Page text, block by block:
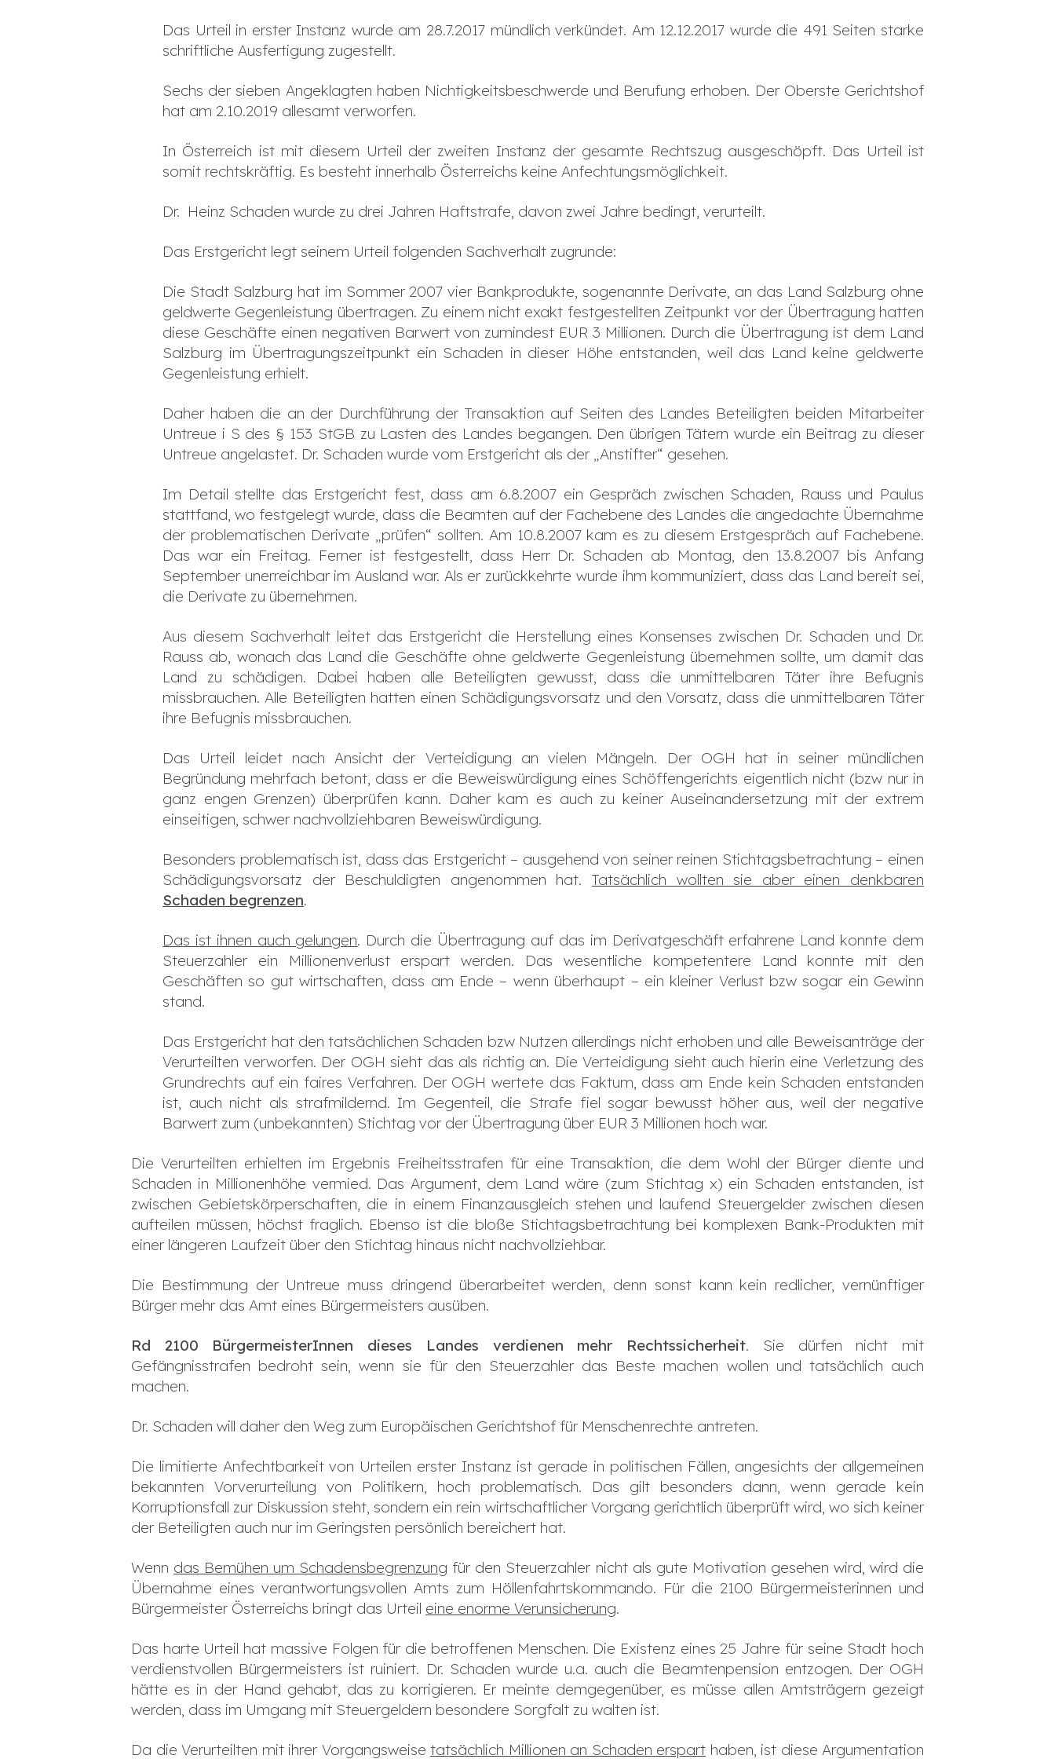
Das Urteil in erster Instanz wurde am 28.7.2017 mündlich verkündet. Am 12.12.2017 wurde die 491 Seiten starke
schriftliche Ausfertigung zugestellt.
Sechs der sieben Angeklagten haben Nichtigkeitsbeschwerde und Berufung erhoben. Der Oberste Gerichtshof
hat am 2.10.2019 allesamt verworfen.
In Österreich ist mit diesem Urteil der zweiten Instanz der gesamte Rechtszug ausgeschöpft. Das Urteil ist
somit rechtskräftig. Es besteht innerhalb Österreichs keine Anfechtungsmöglichkeit.
Dr. Heinz Schaden wurde zu drei Jahren Haftstrafe, davon zwei Jahre bedingt, verurteilt.
Das Erstgericht legt seinem Urteil folgenden Sachverhalt zugrunde:
Die Stadt Salzburg hat im Sommer 2007 vier Bankprodukte, sogenannte Derivate, an das Land Salzburg ohne
geldwerte Gegenleistung übertragen. Zu einem nicht exakt festgestellten Zeitpunkt vor der Übertragung hatten
diese Geschäfte einen negativen Barwert von zumindest EUR 3 Millionen. Durch die Übertragung ist dem Land
Salzburg im Übertragungszeitpunkt ein Schaden in dieser Höhe entstanden, weil das Land keine geldwerte
Gegenleistung erhielt.
Daher haben die an der Durchführung der Transaktion auf Seiten des Landes Beteiligten beiden Mitarbeiter
Untreue i S des § 153 StGB zu Lasten des Landes begangen. Den übrigen Tätern wurde ein Beitrag zu dieser
Untreue angelastet. Dr. Schaden wurde vom Erstgericht als der „Anstifter“ gesehen.
Im Detail stellte das Erstgericht fest, dass am 6.8.2007 ein Gespräch zwischen Schaden, Rauss und Paulus
stattfand, wo festgelegt wurde, dass die Beamten auf der Fachebene des Landes die angedachte Übernahme
der problematischen Derivate „prüfen“ sollten. Am 10.8.2007 kam es zu diesem Erstgespräch auf Fachebene.
Das war ein Freitag. Ferner ist festgestellt, dass Herr Dr. Schaden ab Montag, den 13.8.2007 bis Anfang
September unerreichbar im Ausland war. Als er zurückkehrte wurde ihm kommuniziert, dass das Land bereit sei,
die Derivate zu übernehmen.
Aus diesem Sachverhalt leitet das Erstgericht die Herstellung eines Konsenses zwischen Dr. Schaden und Dr.
Rauss ab, wonach das Land die Geschäfte ohne geldwerte Gegenleistung übernehmen sollte, um damit das
Land zu schädigen. Dabei haben alle Beteiligten gewusst, dass die unmittelbaren Täter ihre Befugnis
missbrauchen. Alle Beteiligten hatten einen Schädigungsvorsatz und den Vorsatz, dass die unmittelbaren Täter
ihre Befugnis missbrauchen.
Das Urteil leidet nach Ansicht der Verteidigung an vielen Mängeln. Der OGH hat in seiner mündlichen
Begründung mehrfach betont, dass er die Beweiswürdigung eines Schöffengerichts eigentlich nicht (bzw nur in
ganz engen Grenzen) überprüfen kann. Daher kam es auch zu keiner Auseinandersetzung mit der extrem
einseitigen, schwer nachvollziehbaren Beweiswürdigung.
Besonders problematisch ist, dass das Erstgericht – ausgehend von seiner reinen Stichtagsbetrachtung – einen
Schädigungsvorsatz der Beschuldigten angenommen hat. Tatsächlich wollten sie aber einen denkbaren
Schaden begrenzen.
Das ist ihnen auch gelungen. Durch die Übertragung auf das im Derivatgeschäft erfahrene Land konnte dem
Steuerzahler ein Millionenverlust erspart werden. Das wesentliche kompetentere Land konnte mit den
Geschäften so gut wirtschaften, dass am Ende – wenn überhaupt – ein kleiner Verlust bzw sogar ein Gewinn
stand.
Das Erstgericht hat den tatsächlichen Schaden bzw Nutzen allerdings nicht erhoben und alle Beweisanträge der
Verurteilten verworfen. Der OGH sieht das als richtig an. Die Verteidigung sieht auch hierin eine Verletzung des
Grundrechts auf ein faires Verfahren. Der OGH wertete das Faktum, dass am Ende kein Schaden entstanden
ist, auch nicht als strafmildernd. Im Gegenteil, die Strafe fiel sogar bewusst höher aus, weil der negative
Barwert zum (unbekannten) Stichtag vor der Übertragung über EUR 3 Millionen hoch war.
Die Verurteilten erhielten im Ergebnis Freiheitsstrafen für eine Transaktion, die dem Wohl der Bürger diente und
Schaden in Millionenhöhe vermied. Das Argument, dem Land wäre (zum Stichtag x) ein Schaden entstanden, ist
zwischen Gebietskörperschaften, die in einem Finanzausgleich stehen und laufend Steuergelder zwischen diesen
aufteilen müssen, höchst fraglich. Ebenso ist die bloße Stichtagsbetrachtung bei komplexen Bank-Produkten mit
einer längeren Laufzeit über den Stichtag hinaus nicht nachvollziehbar.
Die Bestimmung der Untreue muss dringend überarbeitet werden, denn sonst kann kein redlicher, vernünftiger
Bürger mehr das Amt eines Bürgermeisters ausüben.
Rd 2100 BürgermeisterInnen dieses Landes verdienen mehr Rechtssicherheit. Sie dürfen nicht mit
Gefängnisstrafen bedroht sein, wenn sie für den Steuerzahler das Beste machen wollen und tatsächlich auch
machen.
Dr. Schaden will daher den Weg zum Europäischen Gerichtshof für Menschenrechte antreten.
Die limitierte Anfechtbarkeit von Urteilen erster Instanz ist gerade in politischen Fällen, angesichts der allgemeinen
bekannten Vorverurteilung von Politikern, hoch problematisch. Das gilt besonders dann, wenn gerade kein
Korruptionsfall zur Diskussion steht, sondern ein rein wirtschaftlicher Vorgang gerichtlich überprüft wird, wo sich keiner
der Beteiligten auch nur im Geringsten persönlich bereichert hat.
Wenn das Bemühen um Schadensbegrenzung für den Steuerzahler nicht als gute Motivation gesehen wird, wird die
Übernahme eines verantwortungsvollen Amts zum Höllenfahrtskommando. Für die 2100 Bürgermeisterinnen und
Bürgermeister Österreichs bringt das Urteil eine enorme Verunsicherung.
Das harte Urteil hat massive Folgen für die betroffenen Menschen. Die Existenz eines 25 Jahre für seine Stadt hoch
verdienstvollen Bürgermeisters ist ruiniert. Dr. Schaden wurde u.a. auch die Beamtenpension entzogen. Der OGH
hätte es in der Hand gehabt, das zu korrigieren. Er meinte demgegenüber, es müsse allen Amtsträgern gezeigt
werden, dass im Umgang mit Steuergeldern besondere Sorgfalt zu walten ist.
Da die Verurteilten mit ihrer Vorgangsweise tatsächlich Millionen an Schaden erspart haben, ist diese Argumentation